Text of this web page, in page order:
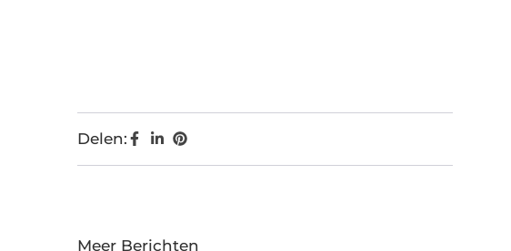
Delen:
Meer Berichten